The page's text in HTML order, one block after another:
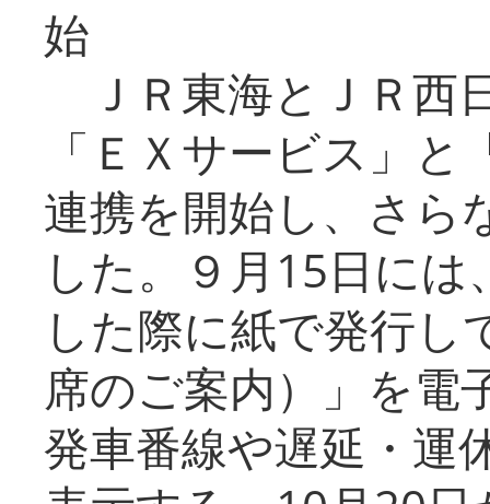
始
ＪＲ東海とＪＲ西
「ＥＸサービス」
連携を開始し、さら
した。９月15日に
した際に紙で発行し
席のご案内）」を電
発車番線や遅延・運